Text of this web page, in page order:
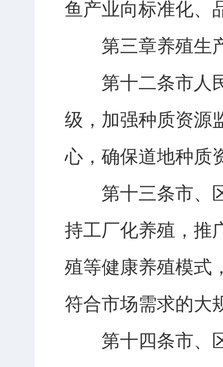
鱼产业向标准化、
第三章养殖生
第十二条市人民
级，加强种质资源
心，确保道地种质
第十三条市、区
持工厂化养殖，推
殖等健康养殖模式
符合市场需求的大
第十四条市、区